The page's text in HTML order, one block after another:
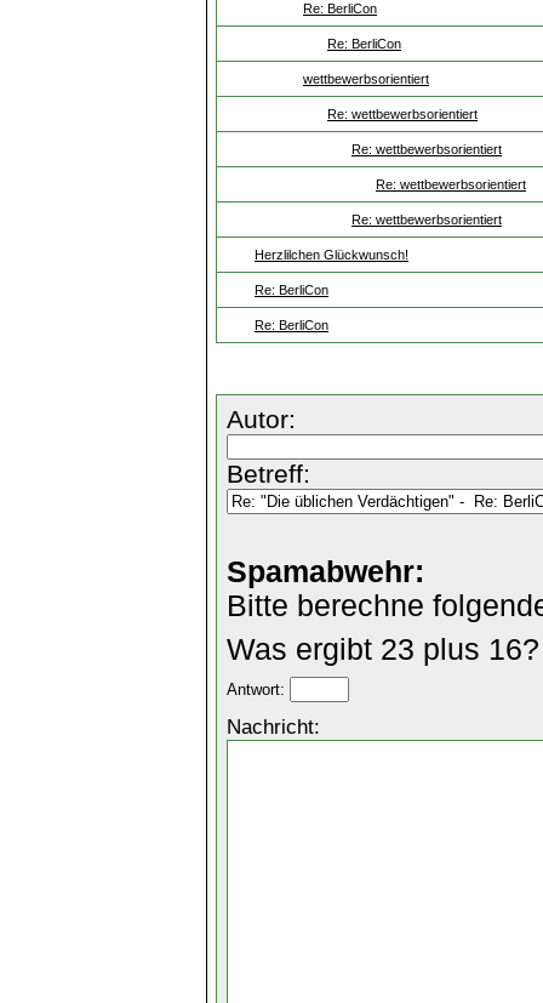
Re: BerliCon
Re: BerliCon
wettbewerbsorientiert
Re: wettbewerbsorientiert
Re: wettbewerbsorientiert
Re: wettbewerbsorientiert
Re: wettbewerbsorientiert
Herzlilchen Glückwunsch!
Re: BerliCon
Re: BerliCon
Autor:
Betreff:
Spamabwehr:
Bitte berechne
Was ergibt 23 plus 16?
Antwort:
Nachricht: